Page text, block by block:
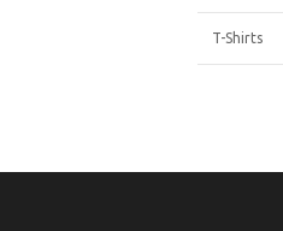
T-Shirts